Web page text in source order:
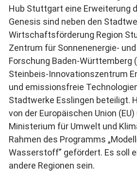
Hub Stuttgart eine Erweiterung
Genesis sind neben den
Wirtschaftsförderung Region
Zentrum für Sonnenenergie-
Forschung Baden-Württemberg
Steinbeis-Innovationszentrum
und emissionsfreie
Stadtwerke Esslingen beteiligt.
von der Europäischen Union
Ministerium für Umwelt und
Rahmen des Programms
Wasserstoff” gefördert. Es soll
andere Regionen sein.